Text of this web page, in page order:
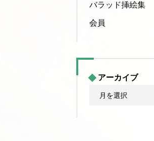
バラッド挿絵集
会員
アーカイブ